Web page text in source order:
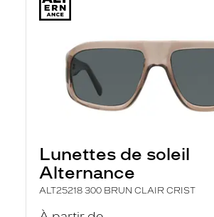
Lunettes de soleil
Alternance
ALT25218 300 BRUN CLAIR CRIST